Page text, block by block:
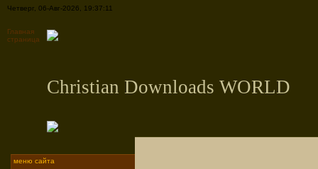
Четверг, 06-Авг-2026, 19:37:11
Главная
страница
Christian Downloads WORLD
меню сайта